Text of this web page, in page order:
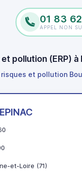
01 83
APPEL NON
pollution (ERP) à
et pollution
EPINAC
et-Loire (71)